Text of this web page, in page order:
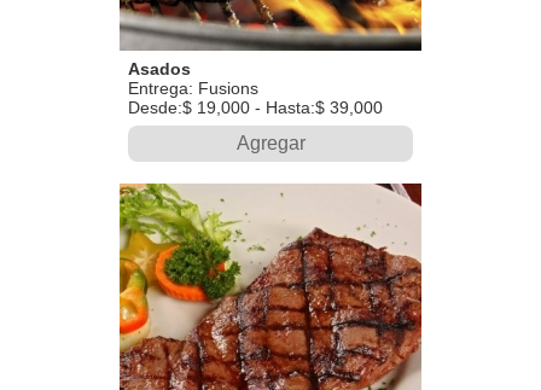
Asados
Entrega: Fusions
Desde:$ 19,000 - Hasta:$ 39,000
Agregar